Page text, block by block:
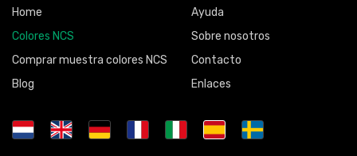
Home
Colores NCS
Comprar muestra colores NCS
Blog
Ayuda
Sobre nosotros
Contacto
Enlaces